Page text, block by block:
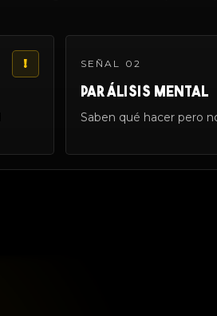
!
SEÑAL 02
PARÁLISIS MENTAL
Saben qué hacer pero